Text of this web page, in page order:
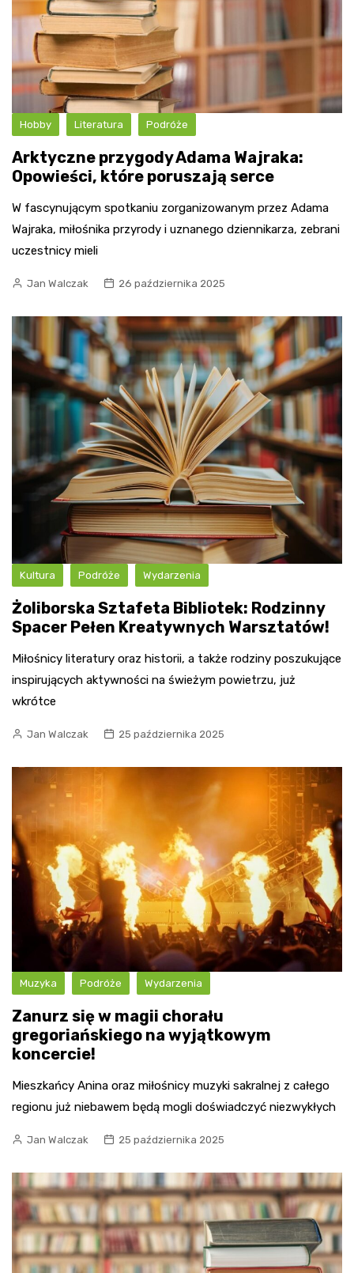
Hobby Literatura Podróże
Arktyczne przygody Adama Wajraka:
Opowieści, które poruszają serce
W fascynującym spotkaniu zorganizowanym przez Adama
Wajraka, miłośnika przyrody i uznanego dziennikarza, zebrani
uczestnicy mieli
Jan Walczak 26 października 2025
Kultura Podróże Wydarzenia
Żoliborska Sztafeta Bibliotek: Rodzinny
Spacer Pełen Kreatywnych Warsztatów!
Miłośnicy literatury oraz historii, a także rodziny poszukujące
inspirujących aktywności na świeżym powietrzu, już
wkrótce
Jan Walczak 25 października 2025
Muzyka Podróże Wydarzenia
Zanurz się w magii chorału
gregoriańskiego na wyjątkowym
koncercie!
Mieszkańcy Anina oraz miłośnicy muzyki sakralnej z całego
regionu już niebawem będą mogli doświadczyć niezwykłych
Jan Walczak 25 października 2025